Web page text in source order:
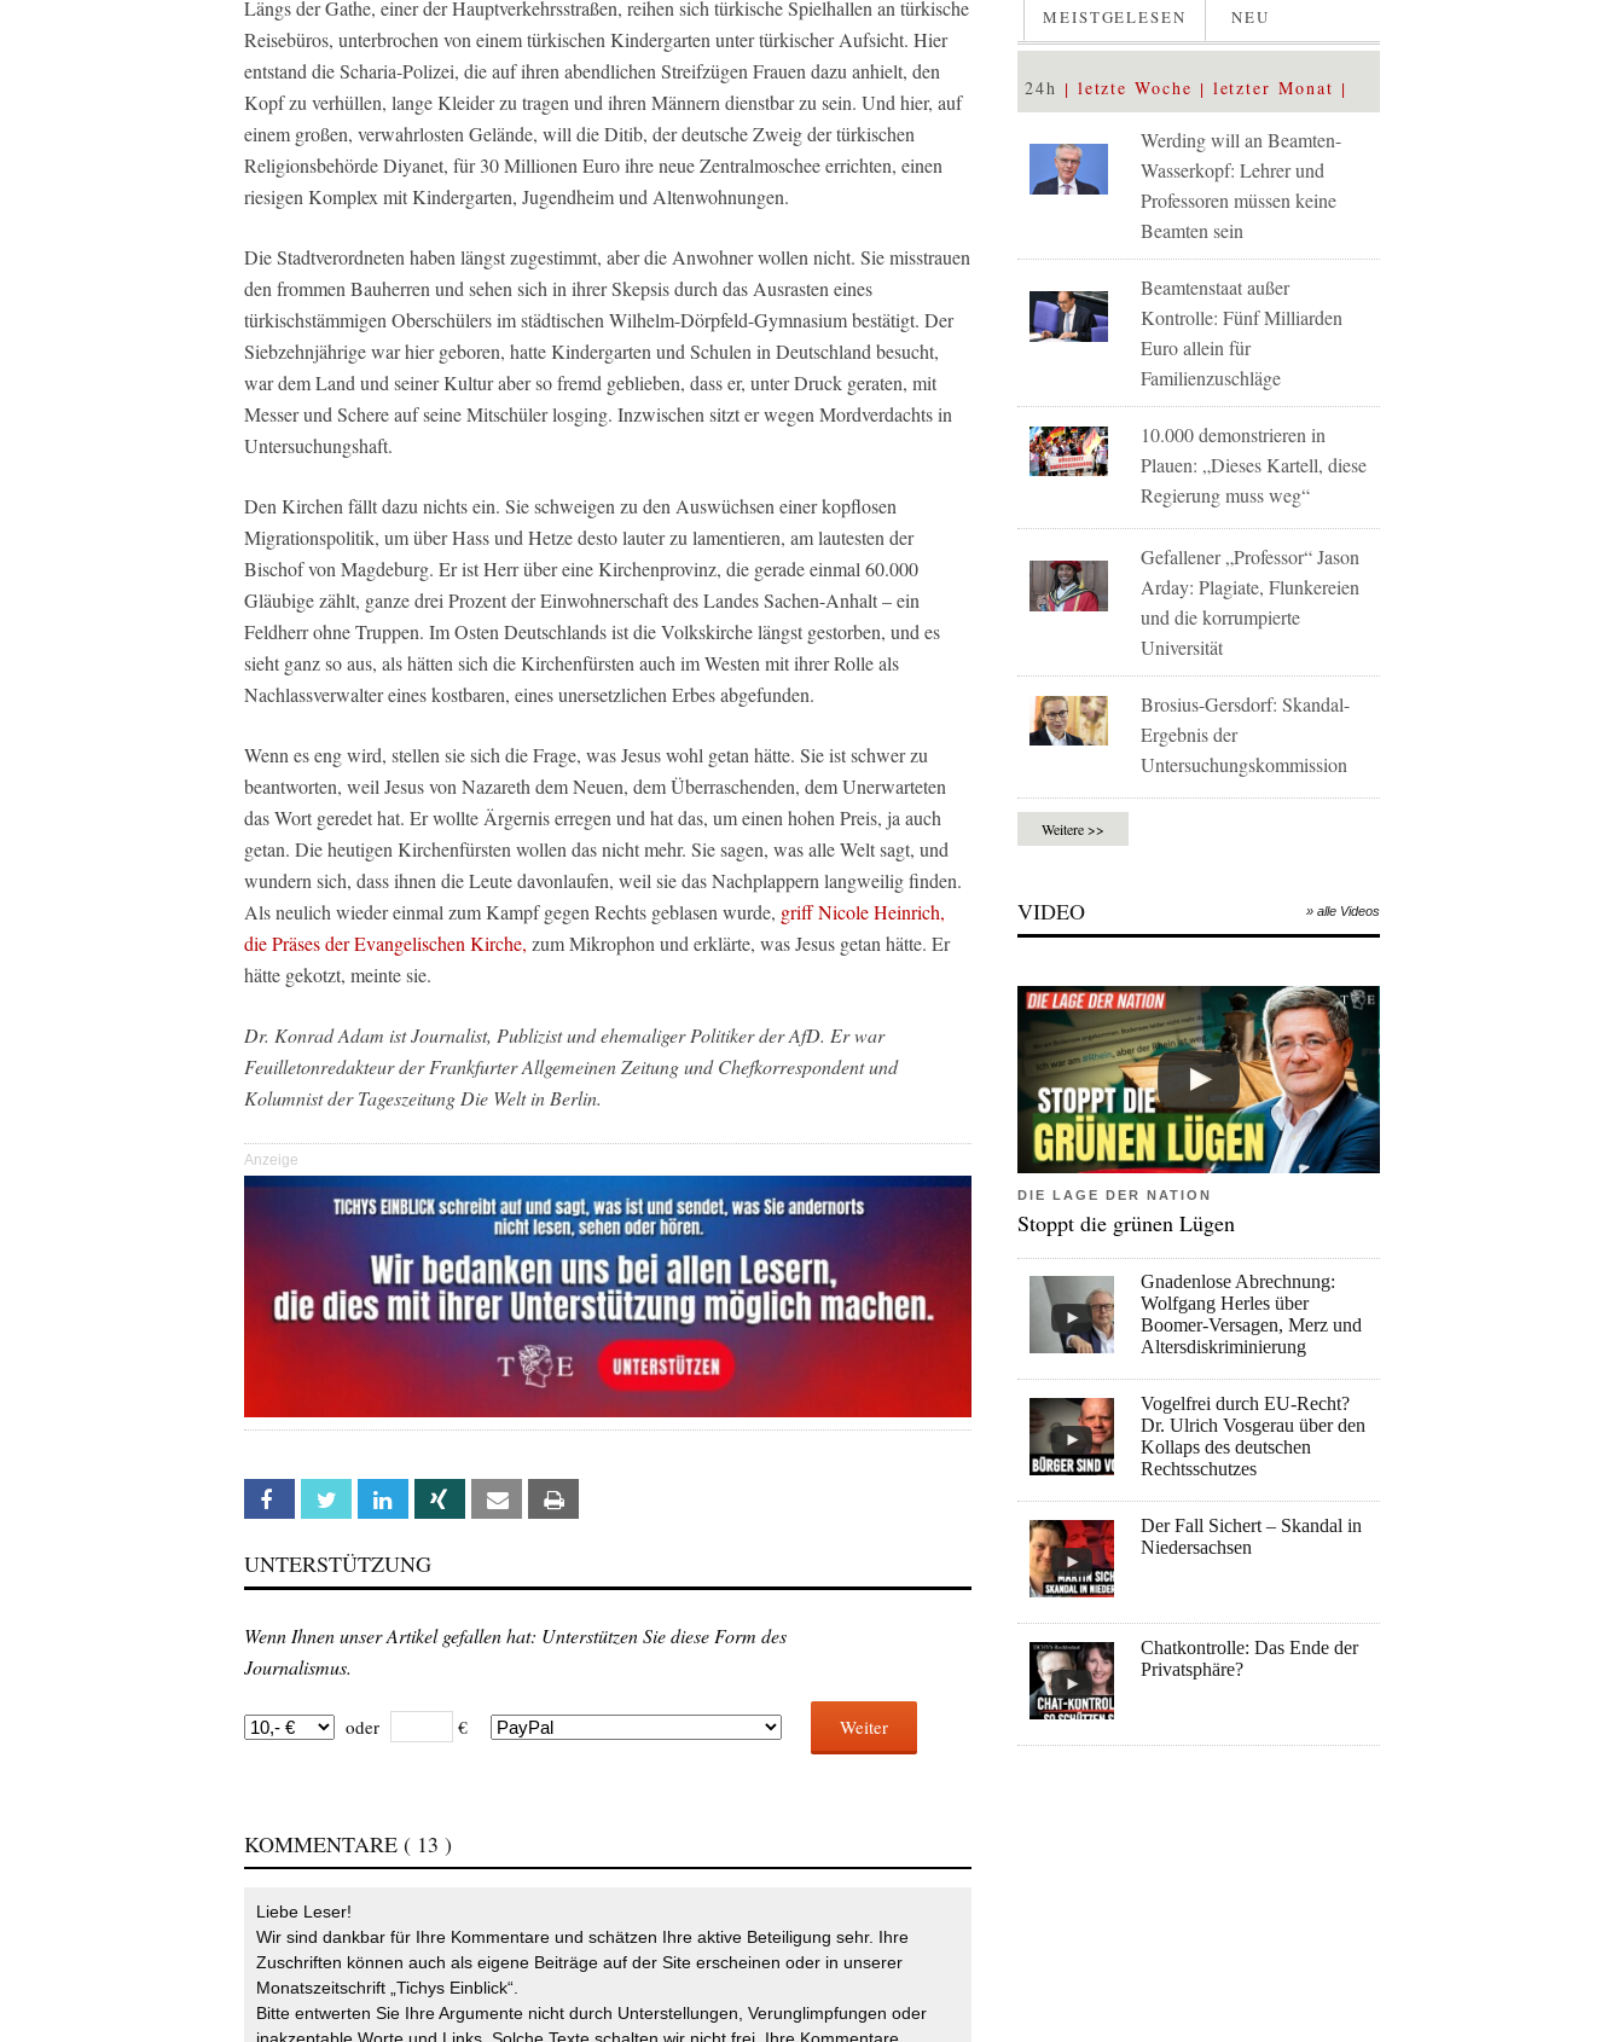
Längs der Gathe, einer der Hauptverkehrsstraßen, reihen sich türkische Spielhallen an türkische
Reisebüros, unterbrochen von einem türkischen Kindergarten unter türkischer Aufsicht. Hier
entstand die Scharia-Polizei, die auf ihren abendlichen Streifzügen Frauen dazu anhielt, den
Kopf zu verhüllen, lange Kleider zu tragen und ihren Männern dienstbar zu sein. Und hier, auf
einem großen, verwahrlosten Gelände, will die Ditib, der deutsche Zweig der türkischen
Religionsbehörde Diyanet, für 30 Millionen Euro ihre neue Zentralmoschee errichten, einen
riesigen Komplex mit Kindergarten, Jugendheim und Altenwohnungen.
Die Stadtverordneten haben längst zugestimmt, aber die Anwohner wollen nicht. Sie misstrauen
den frommen Bauherren und sehen sich in ihrer Skepsis durch das Ausrasten eines
türkischstämmigen Oberschülers im städtischen Wilhelm-Dörpfeld-Gymnasium bestätigt. Der
Siebzehnjährige war hier geboren, hatte Kindergarten und Schulen in Deutschland besucht,
war dem Land und seiner Kultur aber so fremd geblieben, dass er, unter Druck geraten, mit
Messer und Schere auf seine Mitschüler losging. Inzwischen sitzt er wegen Mordverdachts in
Untersuchungshaft.
Den Kirchen fällt dazu nichts ein. Sie schweigen zu den Auswüchsen einer kopflosen
Migrationspolitik, um über Hass und Hetze desto lauter zu lamentieren, am lautesten der
Bischof von Magdeburg. Er ist Herr über eine Kirchenprovinz, die gerade einmal 60.000
Gläubige zählt, ganze drei Prozent der Einwohnerschaft des Landes Sachen-Anhalt – ein
Feldherr ohne Truppen. Im Osten Deutschlands ist die Volkskirche längst gestorben, und es
sieht ganz so aus, als hätten sich die Kirchenfürsten auch im Westen mit ihrer Rolle als
Nachlassverwalter eines kostbaren, eines unersetzlichen Erbes abgefunden.
Wenn es eng wird, stellen sie sich die Frage, was Jesus wohl getan hätte. Sie ist schwer zu
beantworten, weil Jesus von Nazareth dem Neuen, dem Überraschenden, dem Unerwarteten
das Wort geredet hat. Er wollte Ärgernis erregen und hat das, um einen hohen Preis, ja auch
getan. Die heutigen Kirchenfürsten wollen das nicht mehr. Sie sagen, was alle Welt sagt, und
wundern sich, dass ihnen die Leute davonlaufen, weil sie das Nachplappern langweilig finden.
Als neulich wieder einmal zum Kampf gegen Rechts geblasen wurde, griff Nicole Heinrich,
die Präses der Evangelischen Kirche, zum Mikrophon und erklärte, was Jesus getan hätte. Er
hätte gekotzt, meinte sie.
Dr. Konrad Adam ist Journalist, Publizist und ehemaliger Politiker der AfD. Er war
Feuilletonredakteur der Frankfurter Allgemeinen Zeitung und Chefkorrespondent und
Kolumnist der Tageszeitung Die Welt in Berlin.
Anzeige
Facebook Twitter Linkedin Xing Email
UNTERSTÜTZUNG
Wenn Ihnen unser Artikel gefallen hat: Unterstützen Sie diese Form des
Journalismus.
oder € Weiter
KOMMENTARE ( 13 )
Liebe Leser!
Wir sind dankbar für Ihre Kommentare und schätzen Ihre aktive Beteiligung sehr. Ihre
Zuschriften können auch als eigene Beiträge auf der Site erscheinen oder in unserer
Monatszeitschrift „Tichys Einblick“.
Bitte entwerten Sie Ihre Argumente nicht durch Unterstellungen, Verunglimpfungen oder
MEISTGELESEN NEU
24h letzte Woche letzter Monat
Werding will an Beamten-
Wasserkopf: Lehrer und
Professoren müssen keine
Beamten sein
Beamtenstaat außer
Kontrolle: Fünf Milliarden
Euro allein für
Familienzuschläge
10.000 demonstrieren in
Plauen: „Dieses Kartell, diese
Regierung muss weg“
Gefallener „Professor“ Jason
Arday: Plagiate, Flunkereien
und die korrumpierte
Universität
Brosius-Gersdorf: Skandal-
Ergebnis der
Untersuchungskommission
Weitere >>
VIDEO » alle Videos
DIE LAGE DER NATION
Stoppt die grünen Lügen
Gnadenlose Abrechnung:
Wolfgang Herles über
Boomer-Versagen, Merz und
Altersdiskriminierung
Vogelfrei durch EU-Recht?
Dr. Ulrich Vosgerau über den
Kollaps des deutschen
Rechtsschutzes
Der Fall Sichert – Skandal in
Niedersachsen
Chatkontrolle: Das Ende der
Privatsphäre?